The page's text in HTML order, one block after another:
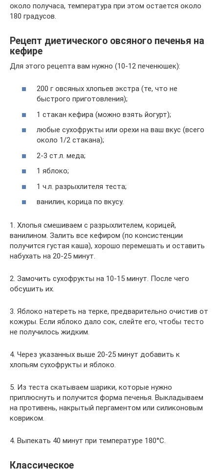
около получаса, температура при этом остается около
180 градусов.
Рецепт диетического овсяного печенья на
кефире
Для этого рецепта вам нужно (10-12 печенюшек):
200 г овсяных хлопьев экстра (те, что не
быстрого приготовления);
1 стакан кефира (можно взять йогурт);
любые сухофрукты или орехи на ваш вкус (всего
около 1/2 стакана);
2-3 ст.л. меда;
1 яблоко;
1 ч.л. разрыхлителя теста;
ванилин, корица по вкусу.
1. Хлопья смешиваем с разрыхлителем, корицей,
ванилином. Залить все кефиром (по консистенции
получится густая каша), хорошо перемешать и оставить
набухать на 20-25 минут.
2. Замочить сухофрукты на 10-15 минут. После чего
обсушить их.
3. Яблоко натереть на терке, предварительно очистив от
кожуры. Если яблоко дало сок, слейте его, чтобы тесто
не получилось жидким.
4. Через указанных выше 20-25 минут добавить к
хлопьям сухофрукты и яблоко.
5. Из теста скатываем шарики, которые нужно
приплюснуть и получится форма печенья. Выкладываем
на противень, накрытый пергаментом или силиконовым
ковриком.
4. Выпекать 40 минут при температуре 180°С.
Классическое